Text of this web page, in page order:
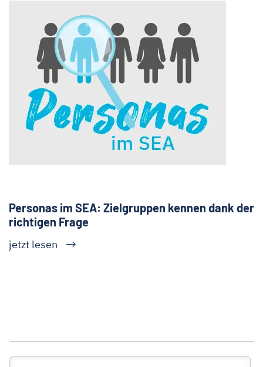
Personas im SEA: Zielgruppen kennen dank der
richtigen Frage
jetzt lesen